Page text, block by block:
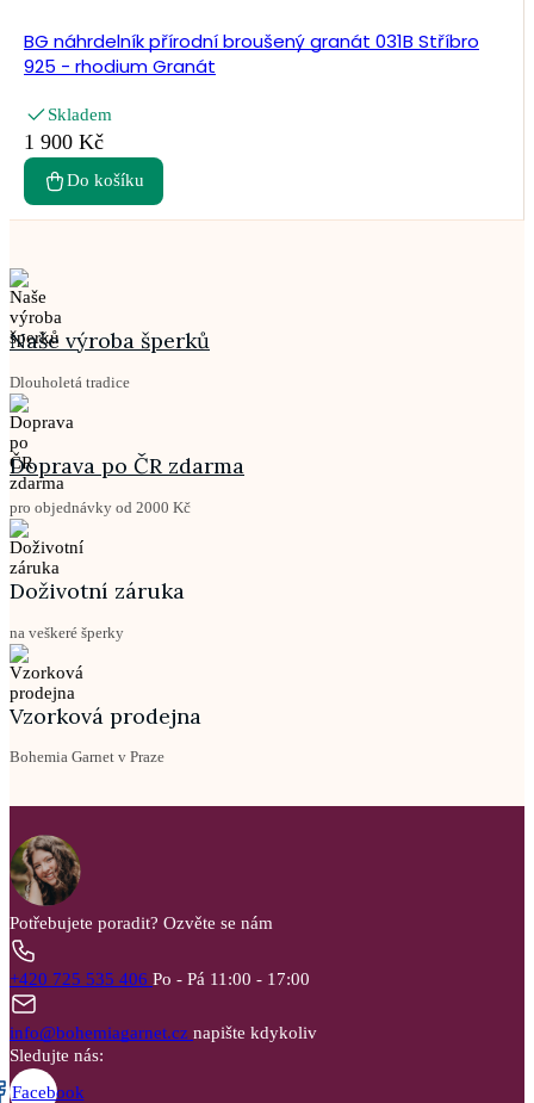
BG náhrdelník přírodní broušený granát 031B Stříbro
925 - rhodium Granát
Skladem
1 900 Kč
Do košíku
Naše výroba šperků
Dlouholetá tradice
Doprava po ČR zdarma
pro objednávky od 2000 Kč
Doživotní záruka
na veškeré šperky
Vzorková prodejna
Bohemia Garnet v Praze
Potřebujete poradit? Ozvěte se nám
+420 725 535 406 Po - Pá 11:00 - 17:00
info@bohemiagarnet.cz napište kdykoliv
Sledujte nás:
Facebook